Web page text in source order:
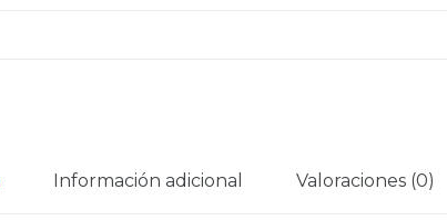
Información adicional Valoraciones (0)